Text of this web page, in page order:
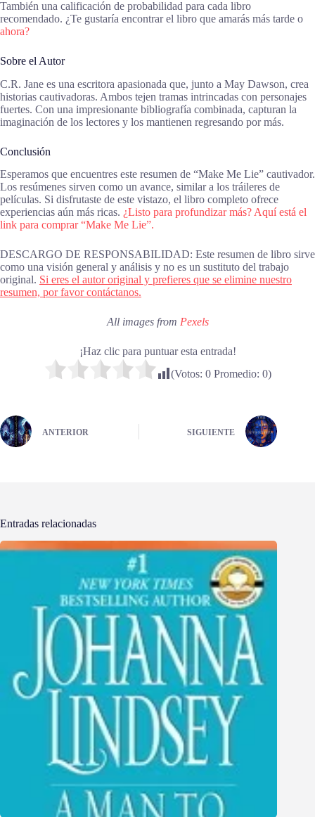
También una calificación de probabilidad para cada libro
recomendado. ¿Te gustaría encontrar el libro que amarás más tarde o
ahora?
Sobre el Autor
C.R. Jane es una escritora apasionada que, junto a May Dawson, crea
historias cautivadoras. Ambos tejen tramas intrincadas con personajes
fuertes. Con una impresionante bibliografía combinada, capturan la
imaginación de los lectores y los mantienen regresando por más.
Conclusión
Esperamos que encuentres este resumen de “Make Me Lie” cautivador.
Los resúmenes sirven como un avance, similar a los tráileres de
películas. Si disfrutaste de este vistazo, el libro completo ofrece
experiencias aún más ricas. ¿Listo para profundizar más? Aquí está el
link para comprar “Make Me Lie”.
DESCARGO DE RESPONSABILIDAD: Este resumen de libro sirve
como una visión general y análisis y no es un sustituto del trabajo
original. Si eres el autor original y prefieres que se elimine nuestro
resumen, por favor contáctanos.
All images from Pexels
¡Haz clic para puntuar esta entrada!
(Votos: 0Promedio: 0)
ANTERIOR SIGUIENTE
Entradas relacionadas